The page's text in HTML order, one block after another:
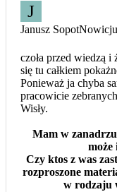
J
Janusz Sopot
czoła przed wiedzą i
się tu całkiem
Ponieważ ja chyba
pracowicie
Wisły.
Mam w
może
Czy ktos z was
rozproszone
w rodzaju